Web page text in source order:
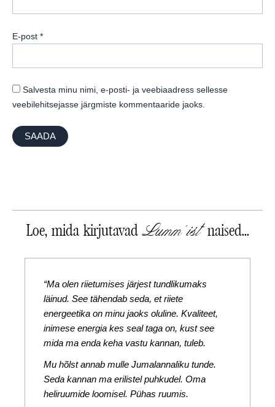
E-post *
Salvesta minu nimi, e-posti- ja veebiaadress sellesse
veebilehitsejasse järgmiste kommentaaride jaoks.
Loe, mida kirjutavadLumm'ist naised...
“Ma olen riietumises järjest tundlikumaks
läinud. See tähendab seda, et riiete
energeetika on minu jaoks oluline. Kvaliteet,
inimese energia kes seal taga on, kust see
mida ma enda keha vastu kannan, tuleb.
Mu hõlst annab mulle Jumalannaliku tunde.
Seda kannan ma erilistel puhkudel. Oma
heliruumide loomisel. Pühas ruumis.